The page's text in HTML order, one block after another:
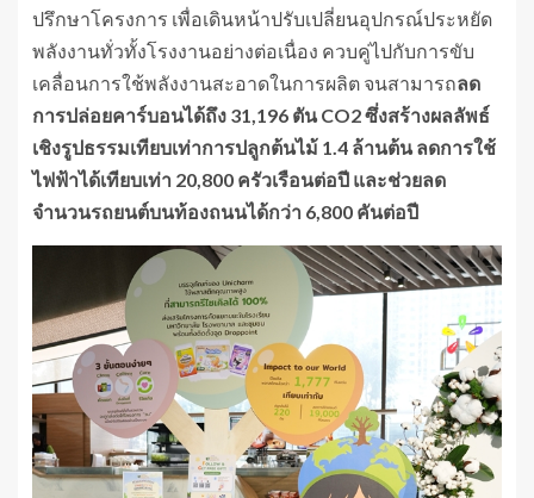
ปรึกษาโครงการ เพื่อเดินหน้าปรับเปลี่ยนอุปกรณ์ประหยัด
พลังงานทั่วทั้งโรงงานอย่างต่อเนื่อง ควบคู่ไปกับการขับ
เคลื่อนการใช้พลังงานสะอาดในการผลิต จนสามารถลด
การปล่อยคาร์บอนได้ถึง 31,196 ตัน CO2 ซึ่งสร้างผลลัพธ์
เชิงรูปธรรมเทียบเท่าการปลูกต้นไม้ 1.4 ล้านต้น ลดการใช้
ไฟฟ้าได้เทียบเท่า 20,800 ครัวเรือนต่อปี และช่วยลด
จำนวนรถยนต์บนท้องถนนได้กว่า 6,800 คันต่อปี